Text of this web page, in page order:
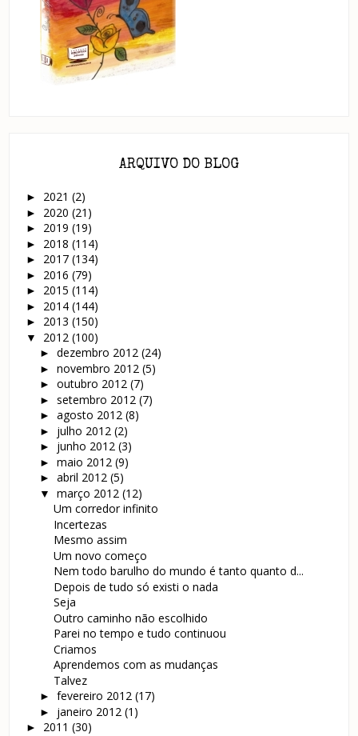
ARQUIVO DO BLOG
► 2021(2)
► 2020(21)
► 2019(19)
► 2018(114)
► 2017(134)
► 2016(79)
► 2015(114)
► 2014(144)
► 2013(150)
▼ 2012(100)
► dezembro 2012 (24)
► novembro 2012 (5)
► outubro 2012 (7)
► setembro 2012 (7)
► agosto 2012 (8)
► julho 2012 (2)
► junho 2012 (3)
► maio 2012 (9)
► abril 2012 (5)
▼ março 2012 (12)
Um corredor infinito
Incertezas
Mesmo assim
Um novo começo
Nem todo barulho do mundo é tanto quanto d...
Depois de tudo só existi o nada
Seja
Outro caminho não escolhido
Parei no tempo e tudo continuou
Criamos
Aprendemos com as mudanças
Talvez
► fevereiro 2012 (17)
► janeiro 2012 (1)
► 2011(30)